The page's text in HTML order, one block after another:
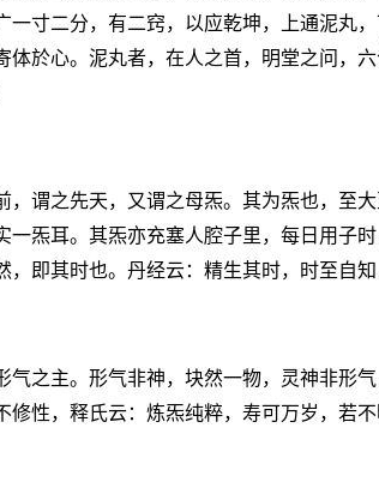
一寸二分，有二窍，以应乾坤，上通泥丸
体於心。泥丸者，在人之首，明堂之问，
，谓之先天，又谓之母炁。其为炁也，至
一炁耳。其炁亦充塞人腔子里，每日用子
，即其时也。丹经云：精生其时，时至自
气之主。形气非神，块然一物，灵神非形
修性，释氏云：炼炁纯粹，寿可万岁，若